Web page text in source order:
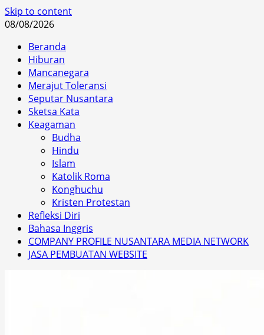
Skip to content
08/08/2026
Beranda
Hiburan
Mancanegara
Merajut Toleransi
Seputar Nusantara
Sketsa Kata
Keagaman
Budha
Hindu
Islam
Katolik Roma
Konghuchu
Kristen Protestan
Refleksi Diri
Bahasa Inggris
COMPANY PROFILE NUSANTARA MEDIA NETWORK
JASA PEMBUATAN WEBSITE